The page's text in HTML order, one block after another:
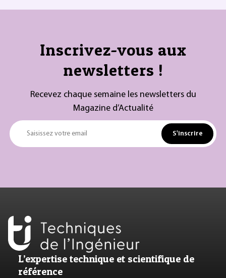
Inscrivez-vous aux
newsletters !
Recevez chaque semaine les newsletters du
Magazine d’Actualité
Saisissez votre email S'inscrire
L’expertise technique et scientifique de
référence